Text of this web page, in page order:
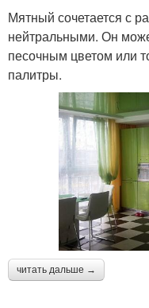
Мятный сочетается с
нейтральными. Он
песочным цветом или
палитры.
читать дальше →